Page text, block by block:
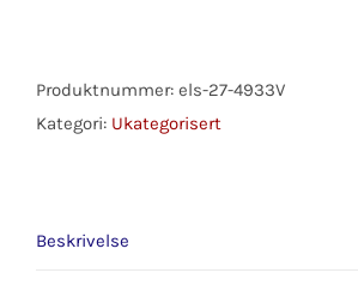
antall
Produktnummer: els-27-4933V
Kategori: Ukategorisert
Beskrivelse